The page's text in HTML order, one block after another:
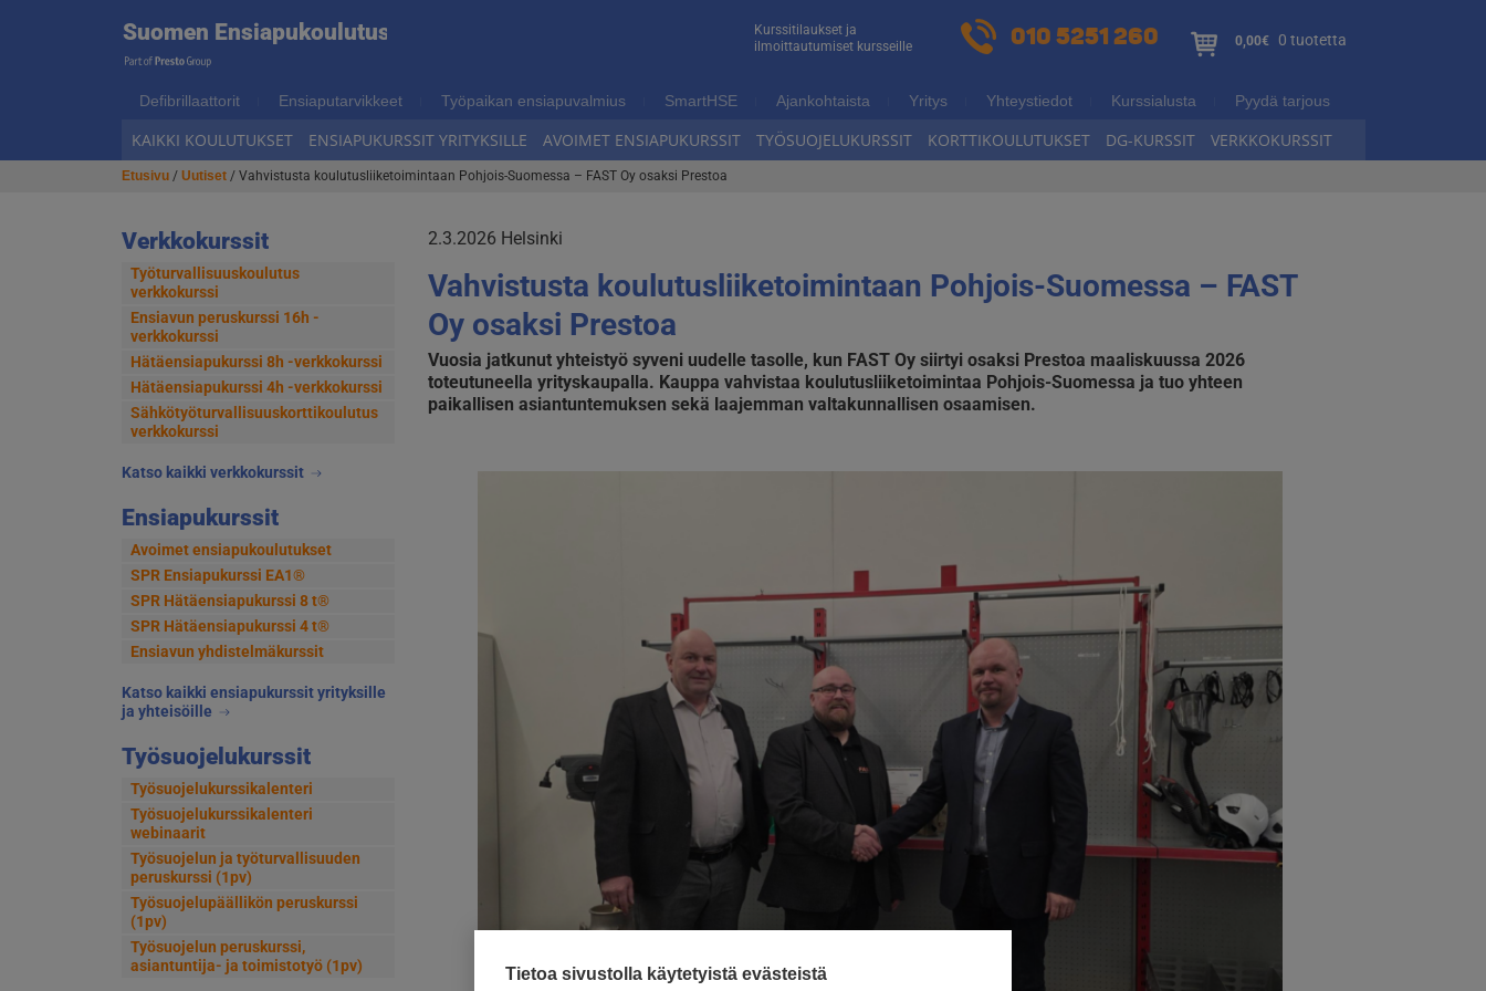
Tietoa sivustolla käytetyistä evästeistä
Hyppää
navigointiin
Hyppää
sisältöön
Suomen EnsiapukoulutusSuomen
Kurssitilaukset ja
ilmoittautumiset kursseille
010 5251 260 0,00€ 0 tuotetta
Defibrillaattorit Ensiaputarvikkeet Työpaikan ensiapuvalmius SmartHSE Ajankohtaista Yritys Yhteystiedot Kurssialusta Pyydä tarjous
KAIKKI KOULUTUKSET ENSIAPUKURSSIT YRITYKSILLE AVOIMET ENSIAPUKURSSIT TYÖSUOJELUKURSSIT KORTTIKOULUTUKSET DG-KURSSIT VERKKOKURSSIT
Etusivu/ Uutiset/ Vahvistusta koulutusliiketoimintaan Pohjois-Suomessa – FAST Oy osaksi Prestoa
Verkkokurssit
Työturvallisuuskoulutus
verkkokurssi
Ensiavun peruskurssi 16h -
verkkokurssi
Hätäensiapukurssi 8h -verkkokurssi
Hätäensiapukurssi 4h -verkkokurssi
Sähkötyöturvallisuus­korttikoulutus
verkkokurssi
Katso kaikki verkkokurssit
Ensiapukurssit
Avoimet ensiapukoulutukset
SPR Ensiapukurssi EA1®
SPR Hätäensiapukurssi 8 t®
SPR Hätäensiapukurssi 4 t®
Ensiavun yhdistelmäkurssit
Katso kaikki ensiapukurssit yrityksille
ja yhteisöille
Työsuojelukurssit
Työsuojelukurssikalenteri
Työsuojelukurssikalenteri
webinaarit
Työsuojelun ja työturvallisuuden
peruskurssi (1pv)
Työsuojelupäällikön peruskurssi
(1pv)
Työsuojelun peruskurssi,
asiantuntija- ja toimistotyö (1pv)
2.3.2026 Helsinki
Vahvistusta koulutusliiketoimintaan Pohjois-Suomessa – FAST
Oy osaksi Prestoa
Vuosia jatkunut yhteistyö syveni uudelle tasolle, kun FAST Oy siirtyi osaksi Prestoa maaliskuussa 2026
toteutuneella yrityskaupalla. Kauppa vahvistaa koulutusliiketoimintaa Pohjois-Suomessa ja tuo yhteen
paikallisen asiantuntemuksen sekä laajemman valtakunnallisen osaamisen.